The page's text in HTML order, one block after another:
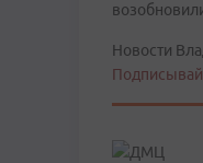
Новости